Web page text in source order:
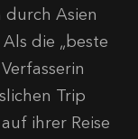
durch Asien
die „beste
Trip
ihrer Reise